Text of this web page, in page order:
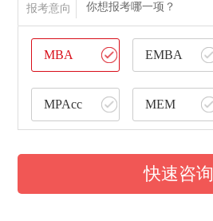
报考意向 你想报考哪一项？
MBA EMBA
MPAcc MEM
快速咨询